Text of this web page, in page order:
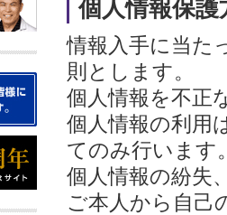
個人情報保護
情報入手に当た
則とします。
個人情報を不正
個人情報の利用
てのみ行います
個人情報の紛失
ご本人から自己